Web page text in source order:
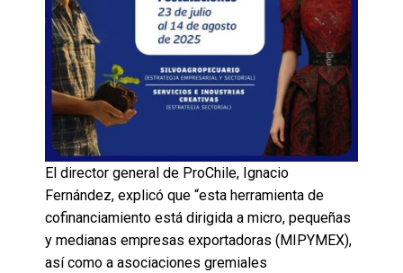
El director general de ProChile, Ignacio
Fernández, explicó que “esta herramienta de
cofinanciamiento está dirigida a micro, pequeñas
y medianas empresas exportadoras (MIPYMEX),
así como a asociaciones gremiales